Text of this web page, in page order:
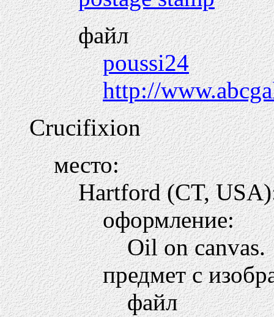
файл
poussi24
http://
Crucifixion
место:
Hartford (CT,
оформление:
Oil on canvas.
предмет с
файл